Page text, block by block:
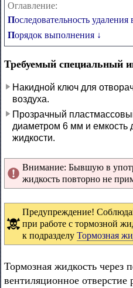
Оглавление:
Последовательность удаления
Порядок выполнения ↓
Требуемый специальный
Накидной ключ для
воздуха.
Прозрачный
диаметром 6 мм и емкость
жидкости.
Внимание: Бывшую в
жидкость повторно не
Предупреждение!
при работе с тормозной
к подразделу Тормозная
Тормозная жидкость через
вентиляционное отверстие